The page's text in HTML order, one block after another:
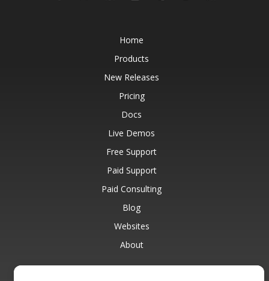
Home
Products
New Releases
Pricing
Docs
Live Demos
Free Support
Paid Support
Paid Consulting
Blog
Websites
About